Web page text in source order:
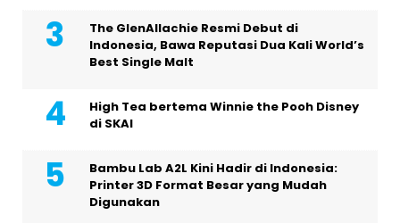
The GlenAllachie Resmi Debut di
Indonesia, Bawa Reputasi Dua Kali World’s
Best Single Malt
High Tea bertema Winnie the Pooh Disney
di SKAI
Bambu Lab A2L Kini Hadir di Indonesia:
Printer 3D Format Besar yang Mudah
Digunakan